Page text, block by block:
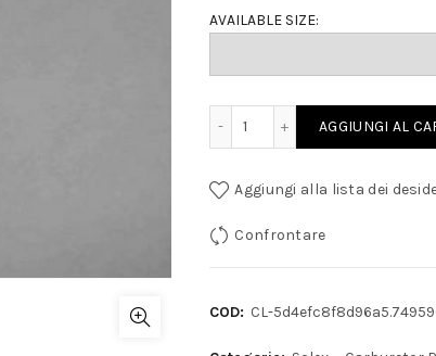
AVAILABLE SIZE:
AGGIUNGI AL
Aggiungi alla lista dei
Confrontare
COD: CL-